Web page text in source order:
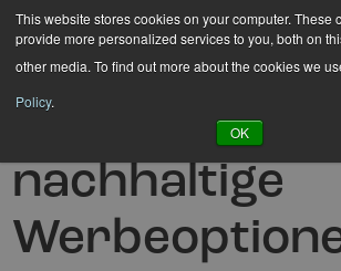
This website stores cookies on your computer. These
provide more personalized services to you, both on
other media. To find out more about the cookies we
Policy.
OK
Hyppää
sisältöön
Was sind
nachhaltige